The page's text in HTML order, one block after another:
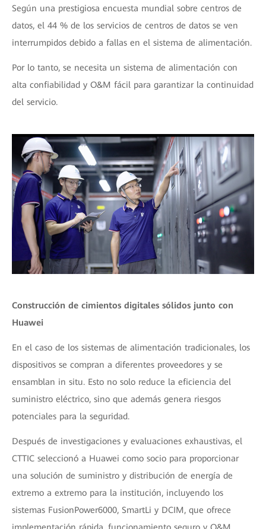
Según una prestigiosa encuesta mundial sobre centros de
datos, el 44 % de los servicios de centros de datos se ven
interrumpidos debido a fallas en el sistema de alimentación.
Por lo tanto, se necesita un sistema de alimentación con
alta confiabilidad y O&M fácil para garantizar la continuidad
del servicio.
Construcción de cimientos digitales sólidos junto con
Huawei
En el caso de los sistemas de alimentación tradicionales, los
dispositivos se compran a diferentes proveedores y se
ensamblan in situ. Esto no solo reduce la eficiencia del
suministro eléctrico, sino que además genera riesgos
potenciales para la seguridad.
Después de investigaciones y evaluaciones exhaustivas, el
CTTIC seleccionó a Huawei como socio para proporcionar
una solución de suministro y distribución de energía de
extremo a extremo para la institución, incluyendo los
sistemas FusionPower6000, SmartLi y DCIM, que ofrece